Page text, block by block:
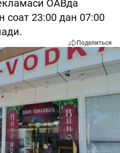
ОАВда
соат 23:00 дан 07:00
Поделиться